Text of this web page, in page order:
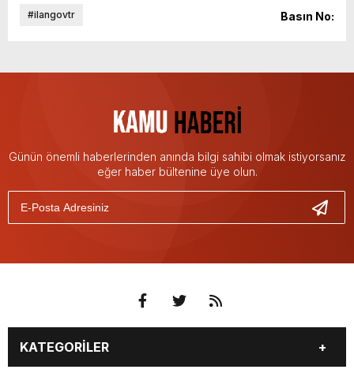
#ilangovtr Basın No:
Günün önemli haberlerinden anında bilgi sahibi olmak istiyorsanız
eğer haber bültenine üye olun.
KATEGORİLER